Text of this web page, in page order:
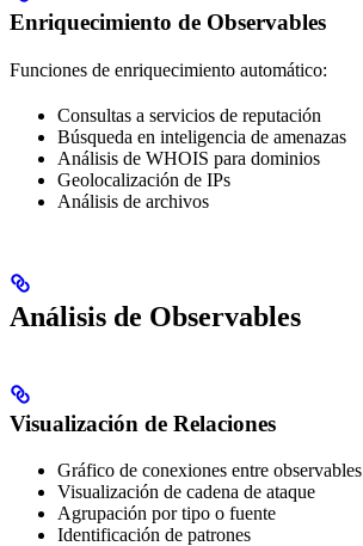
Enriquecimiento de Observables
Funciones de enriquecimiento automático:
Consultas a servicios de reputación
Búsqueda en inteligencia de amenazas
Análisis de WHOIS para dominios
Geolocalización de IPs
Análisis de archivos
Análisis de Observables
Visualización de Relaciones
Gráfico de conexiones entre observables
Visualización de cadena de ataque
Agrupación por tipo o fuente
Identificación de patrones